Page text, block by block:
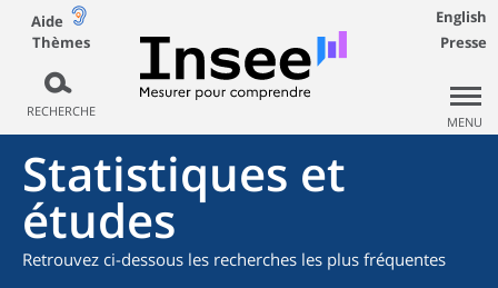
Aide
Thèmes
RECHERCHE
English
Presse
MENU
Statistiques et
études
Retrouvez ci-dessous les recherches les plus fréquentes